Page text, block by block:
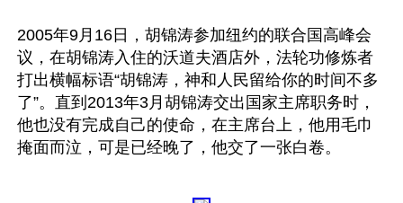
2005年9月16日，胡锦涛参加纽约的联合国高峰会
议，在胡锦涛入住的沃道夫酒店外，法轮功修炼者
打出横幅标语“胡锦涛，神和人民留给你的时间不多
了”。直到2013年3月胡锦涛交出国家主席职务时，
他也没有完成自己的使命，在主席台上，他用毛巾